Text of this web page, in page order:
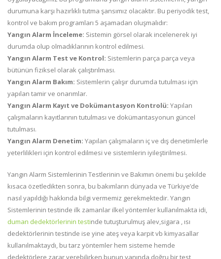
durumuna karşı hazırlıklı tutma şansımız olacaktır. Bu periyodik test,
kontrol ve bakım programları 5 aşamadan oluşmalıdır:
Yangın Alarm İnceleme: Sistemin görsel olarak incelenerek iyi
durumda olup olmadıklarının kontrol edilmesi.
Yangın Alarm Test ve Kontrol: Sistemlerin parça parça veya
bütünün fiziksel olarak çalıştırılması.
Yangın Alarm Bakım: Sistemlerin çalışır durumda tutulması için
yapılan tamir ve onarımlar.
Yangın Alarm Kayıt ve Dokümantasyon Kontrolü: Yapılan
çalışmaların kayıtlarının tutulması ve dokümantasyonun güncel
tutulması.
Yangın Alarm Denetim: Yapılan çalışmaların iç ve dış denetimlerle
yeterlilikleri için kontrol edilmesi ve sistemlerin iyileştirilmesi.
Yangın Alarm Sistemlerinin Testlerinin ve Bakımın önemi bu şekilde
kısaca özetledikten sonra, bu bakımların dünyada ve Türkiye’de
nasıl yapıldığı hakkında bilgi vermemiz gerekmektedir. Yangın
Sistemlerinin testinde ilk zamanlar ilkel yöntemler kullanılmakta idi,
duman dedektörlerinin testinde tutuşturulmuş alev,sigara , ısı
dedektörlerinin testinde ise yine ateş veya karpit vb kimyasallar
kullanılmaktaydı, bu tarz yöntemler hem sisteme hemde
dedektörlere zarar verebilirken bunun yanında doğru bir test